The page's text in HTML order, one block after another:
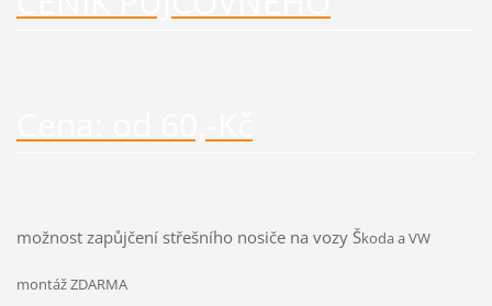
možnost zapůjčení střešního nosiče na vozy Škoda a VW
montáž ZDARMA